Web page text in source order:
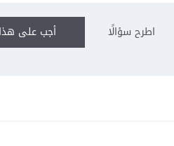
أجب على اطرح سؤالًا